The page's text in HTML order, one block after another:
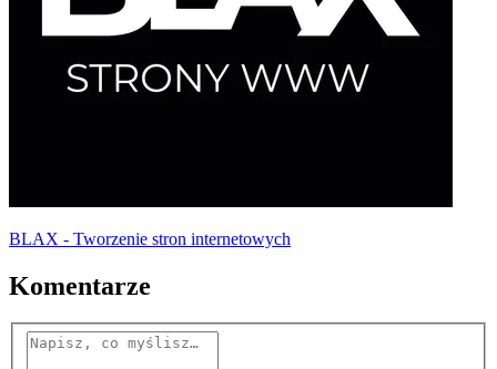
BLAX - Tworzenie stron internetowych
Komentarze